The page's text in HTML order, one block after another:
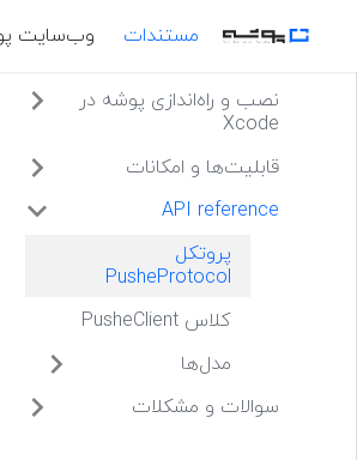
مستندات وب‌سایت
نصب و راه‌اندازی پوشه در
Xcode
قابلیت‌ها و امکانات
API reference
پروتکل
PusheProtocol
کلاس PusheClient
مدل‌ها
سوالات و مشکلات